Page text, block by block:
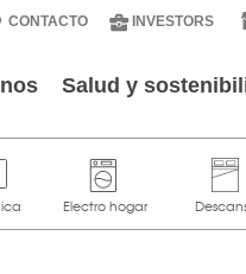
CONTACTO INVESTORS
Salud y